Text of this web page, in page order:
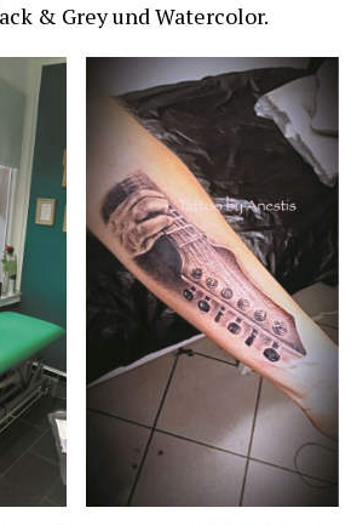
& Grey und Watercolor.